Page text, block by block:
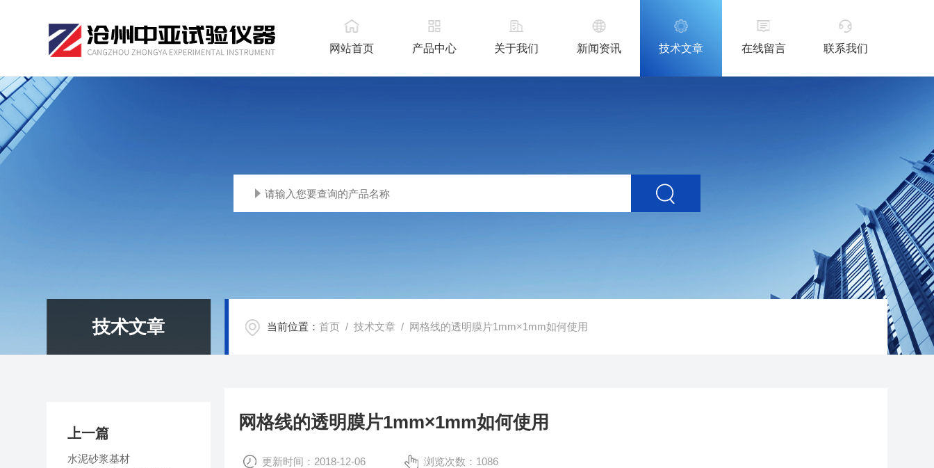
网站首页 产品中心 关于我们 新闻资讯 技术文章 在线留言 联系我们
技术文章 当前位置：首页 /技术文章 / 网格线的透明膜片1mm×1mm如何使用
网格线的透明膜片1mm×1mm如何使用
更新时间：2018-12-06 浏览次数：1086
上一篇
水泥砂浆基材